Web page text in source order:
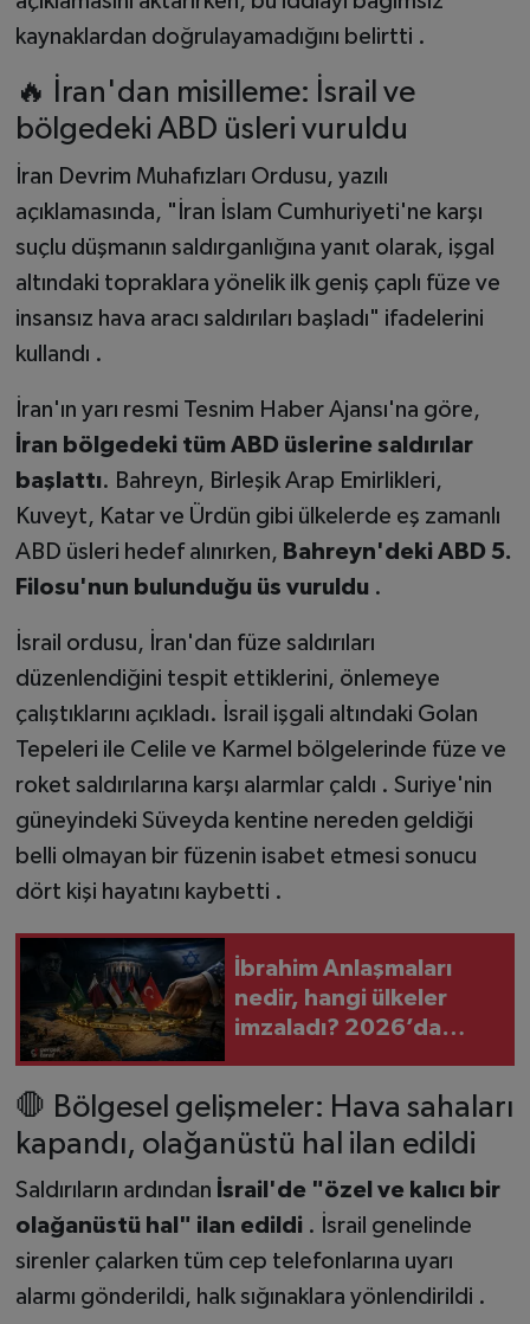
kaynaklardan doğrulayamadığını belirtti .
🔥 İran'dan misilleme: İsrail ve
bölgedeki ABD üsleri vuruldu
İran Devrim Muhafızları Ordusu, yazılı
açıklamasında, "İran İslam Cumhuriyeti'ne karşı
suçlu düşmanın saldırganlığına yanıt olarak, işgal
altındaki topraklara yönelik ilk geniş çaplı füze ve
insansız hava aracı saldırıları başladı" ifadelerini
kullandı .
İran'ın yarı resmi Tesnim Haber Ajansı'na göre,
İran bölgedeki tüm ABD üslerine saldırılar
başlattı. Bahreyn, Birleşik Arap Emirlikleri,
Kuveyt, Katar ve Ürdün gibi ülkelerde eş zamanlı
ABD üsleri hedef alınırken, Bahreyn'deki ABD 5.
Filosu'nun bulunduğu üs vuruldu.
İsrail ordusu, İran'dan füze saldırıları
düzenlendiğini tespit ettiklerini, önlemeye
çalıştıklarını açıkladı. İsrail işgali altındaki Golan
Tepeleri ile Celile ve Karmel bölgelerinde füze ve
roket saldırılarına karşı alarmlar çaldı . Suriye'nin
güneyindeki Süveyda kentine nereden geldiği
belli olmayan bir füzenin isabet etmesi sonucu
dört kişi hayatını kaybetti .
İbrahim Anlaşmaları
nedir, hangi ülkeler
imzaladı? 2026’da
🛑 Bölgesel gelişmeler: Hava sahaları
kapandı, olağanüstü hal ilan edildi
Saldırıların ardından İsrail'de "özel ve kalıcı bir
olağanüstü hal" ilan edildi. İsrail genelinde
sirenler çalarken tüm cep telefonlarına uyarı
alarmı gönderildi, halk sığınaklara yönlendirildi .